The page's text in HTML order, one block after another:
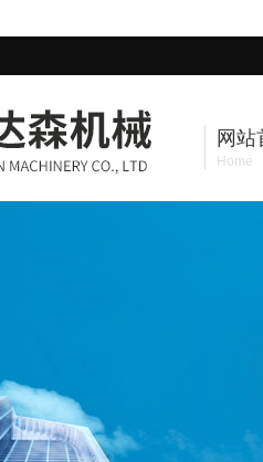
网站
Home